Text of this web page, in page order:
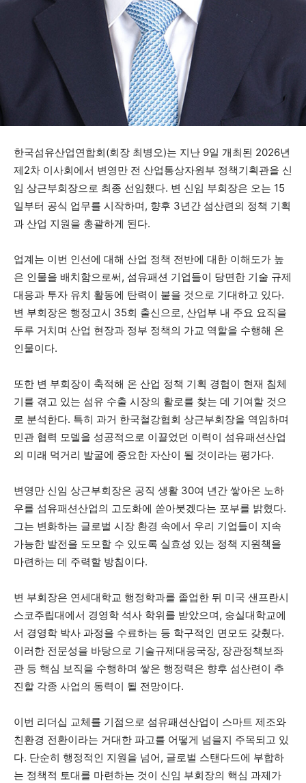
한국섬유산업연합회(회장 최병오)는 지난 9일 개최된 2026년
제2차 이사회에서 변영만 전 산업통상자원부 정책기획관을 신
임 상근부회장으로 최종 선임했다. 변 신임 부회장은 오는 15
일부터 공식 업무를 시작하며, 향후 3년간 섬산련의 정책 기획
과 산업 지원을 총괄하게 된다.
업계는 이번 인선에 대해 산업 정책 전반에 대한 이해도가 높
은 인물을 배치함으로써, 섬유패션 기업들이 당면한 기술 규제
대응과 투자 유치 활동에 탄력이 붙을 것으로 기대하고 있다.
변 부회장은 행정고시 35회 출신으로, 산업부 내 주요 요직을
두루 거치며 산업 현장과 정부 정책의 가교 역할을 수행해 온
인물이다.
또한 변 부회장이 축적해 온 산업 정책 기획 경험이 현재 침체
기를 겪고 있는 섬유 수출 시장의 활로를 찾는 데 기여할 것으
로 분석한다. 특히 과거 한국철강협회 상근부회장을 역임하며
민관 협력 모델을 성공적으로 이끌었던 이력이 섬유패션산업
의 미래 먹거리 발굴에 중요한 자산이 될 것이라는 평가다.
변영만 신임 상근부회장은 공직 생활 30여 년간 쌓아온 노하
우를 섬유패션산업의 고도화에 쏟아붓겠다는 포부를 밝혔다.
그는 변화하는 글로벌 시장 환경 속에서 우리 기업들이 지속
가능한 발전을 도모할 수 있도록 실효성 있는 정책 지원책을
마련하는 데 주력할 방침이다.
변 부회장은 연세대학교 행정학과를 졸업한 뒤 미국 샌프란시
스코주립대에서 경영학 석사 학위를 받았으며, 숭실대학교에
서 경영학 박사 과정을 수료하는 등 학구적인 면모도 갖췄다.
이러한 전문성을 바탕으로 기술규제대응국장, 장관정책보좌
관 등 핵심 보직을 수행하며 쌓은 행정력은 향후 섬산련이 추
진할 각종 사업의 동력이 될 전망이다.
이번 리더십 교체를 기점으로 섬유패션산업이 스마트 제조와
친환경 전환이라는 거대한 파고를 어떻게 넘을지 주목되고 있
다. 단순히 행정적인 지원을 넘어, 글로벌 스탠다드에 부합하
는 정책적 토대를 마련하는 것이 신임 부회장의 핵심 과제가